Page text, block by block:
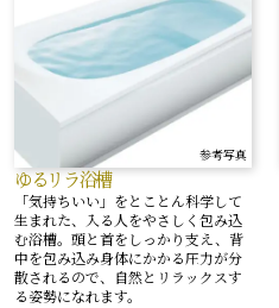
参考写真
ゆるリラ浴槽
「気持ちいい」をとことん科学して
生まれた、入る人をやさしく包み込
む浴槽。頭と首をしっかり支え、背
中を包み込み身体にかかる圧力が分
散されるので、自然とリラックスす
る姿勢になれます。